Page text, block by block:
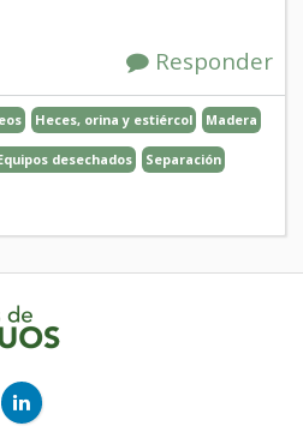
Responder
Heces, orina y estiércol Madera
Equipos desechados Separación